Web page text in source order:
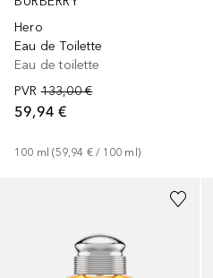
Hero
Eau de Toilette
Eau de toilette
PVR 133,00 €
59,94 €
100 ml (59,94 € / 100 ml)